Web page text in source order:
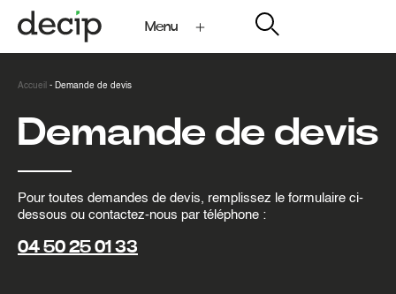
Menu
Accueil - Demande de devis
Demande de devis
Pour toutes demandes de devis, remplissez le formulaire ci-
dessous ou contactez-nous par téléphone :
04 50 25 01 33